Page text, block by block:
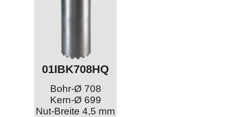
01IBK708HQ
Bohr-Ø 708
Kern-Ø 699
Nut-Breite 4,5 mm